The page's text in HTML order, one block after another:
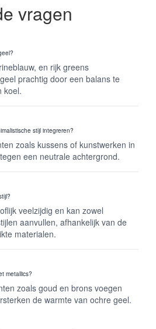
vragen
en rijk greens
prachtig door een balans te
koel.
stijl integreren?
zoals kussens of kunstwerken in
een neutrale achtergrond.
veelzijdig en kan zowel
aanvullen, afhankelijk van de
materialen.
metallics?
zoals goud en brons voegen
de warmte van ochre geel.